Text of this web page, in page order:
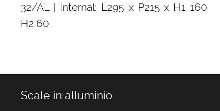
32/AL | Internal: L295 x P215 x H1 160
H2 60
Scale in alluminio